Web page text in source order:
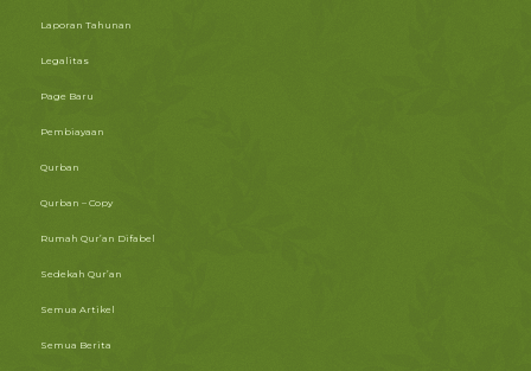
Laporan Tahunan
Legalitas
Page Baru
Pembiayaan
Qurban
Qurban – Copy
Rumah Qur’an Difabel
Sedekah Qur’an
Semua Artikel
Semua Berita